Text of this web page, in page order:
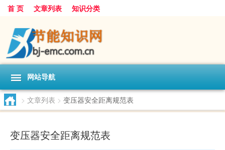
首 页 文章列表 知识分类
网站导航
> 文章列表 > 变压器安全距离规范表
变压器安全距离规范表